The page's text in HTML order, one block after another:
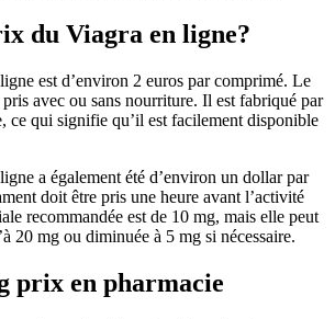
du Viagra en ligne?
est d’environ 2 euros par comprimé. Le
avec ou sans nourriture. Il est fabriqué par
ce qui signifie qu’il est facilement disponible
a également été d’environ un dollar par
doit être pris une heure avant l’activité
recommandée est de 10 mg, mais elle peut
20 mg ou diminuée à 5 mg si nécessaire.
prix en pharmacie